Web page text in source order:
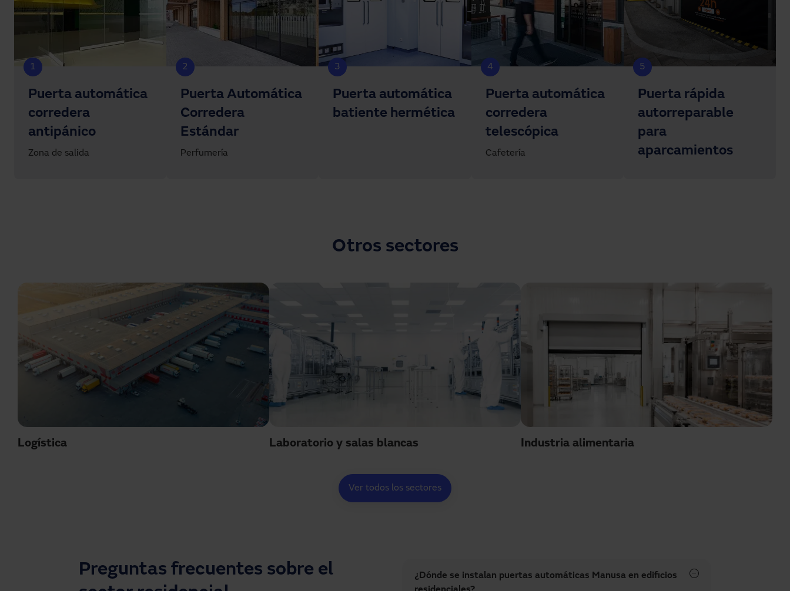
1
Puerta automática
corredera
antipánico
Zona de salida
2
Puerta Automática
Corredera
Estándar
Perfumería
3
Puerta automática
batiente hermética
4
Puerta automática
corredera
telescópica
Cafetería
5
Puerta rápida
autorreparable
para
aparcamientos
Otros sectores
Logística Laboratorio y salas blancas Industria alimentaria
Ver todos los sectores
Preguntas frecuentes sobre el
¿Dónde se instalan puertas automáticas Manusa en edificios